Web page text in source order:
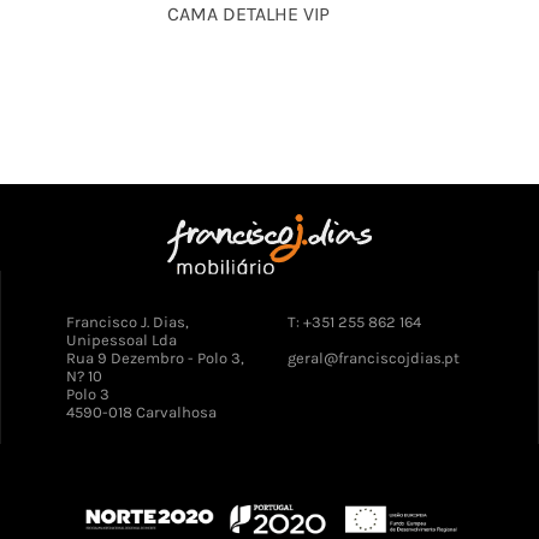
CAMA DETALHE VIP
Francisco J. Dias,
Unipessoal Lda
Rua 9 Dezembro - Polo 3,
N? 10
Polo 3
4590-018 Carvalhosa
T: +351 255 862 164
geral@franciscojdias.pt